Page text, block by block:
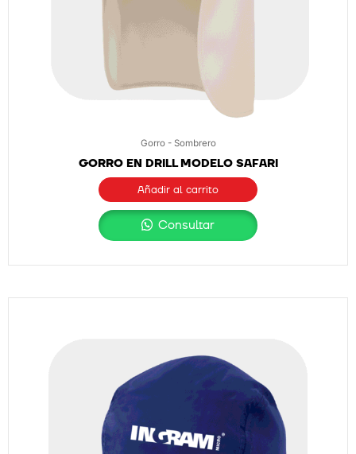
Gorro - Sombrero
GORRO EN DRILL MODELO SAFARI
Añadir al carrito
Consultar